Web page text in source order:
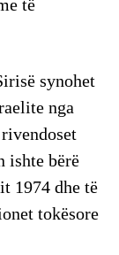
të
synohet
nga
ishte bërë
1974 dhe të
tokësore